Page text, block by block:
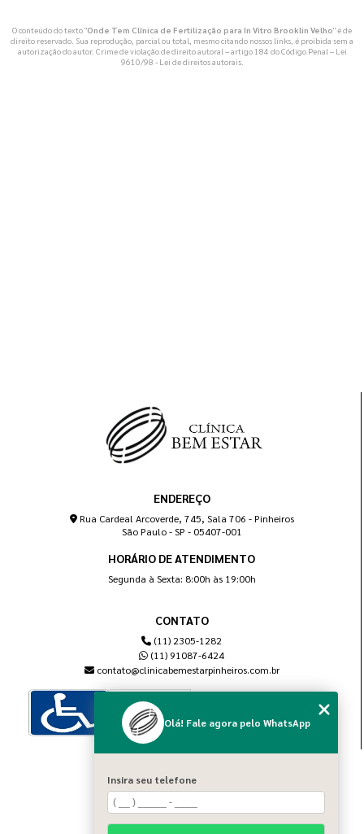
O conteúdo do texto "Onde Tem Clínica de Fertilização para In Vitro Brooklin Velho" é de
direito reservado. Sua reprodução, parcial ou total, mesmo citando nossos links, é proibida sem a
autorização do autor. Crime de violação de direito autoral – artigo 184 do Código Penal – Lei
9610/98 - Lei de direitos autorais.
ENDEREÇO
Rua Cardeal Arcoverde, 745, Sala 706 - Pinheiros
São Paulo - SP - 05407-001
HORÁRIO DE ATENDIMENTO
Segunda à Sexta: 8:00h às 19:00h
CONTATO
(11) 2305-1282
(11) 91087-6424
contato@clinicabemestarpinheiros.com.br
Home
Sobre nós
Blog
Olá! Fale agora pelo WhatsApp
Insira seu telefone